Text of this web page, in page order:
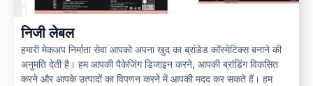
निजी लेबल
हमारी मेकअप निर्माता सेवा आपको अपना खुद का ब्रांडेड कॉस्मेटिक्स बनाने की
अनुमति देती है। हम आपकी पैकेजिंग डिजाइन करने, आपकी ब्रांडिंग विकसित
करने और आपके उत्पादों का विपणन करने में आपकी मदद कर सकते हैं। हम